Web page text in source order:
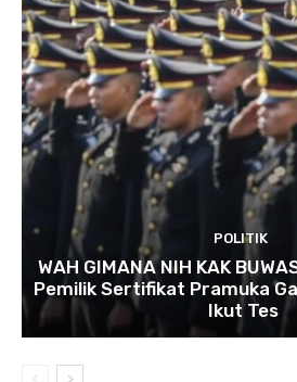
POLITIK
WAH GIMANA NIH KAK
Pemilik Sertifikat Pramuka
Ikut Tes